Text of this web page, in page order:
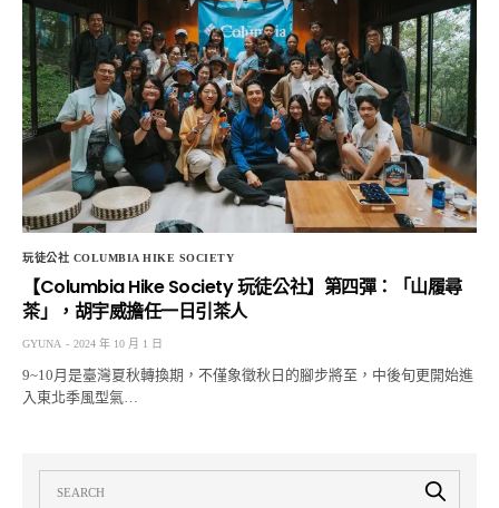
玩徒公社 COLUMBIA HIKE SOCIETY
【Columbia Hike Society 玩徒公社】第四彈：「山履尋
茶」，胡宇威擔任一日引茶人
GYUNA 2024 年 10 月 1 日
9~10月是臺灣夏秋轉換期，不僅象徵秋日的腳步將至，中後旬更開始進
入東北季風型氣…